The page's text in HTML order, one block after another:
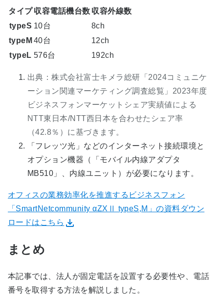
タイプ収容電話機台数 収容外線数
typeS 10台
8ch
typeM 40台
12ch
typeL 576台 192ch
出典：株式会社富士キメラ総研「2024コミュニケ
ーション関連マーケティング調査総覧」2023年度
ビジネスフォンマーケットシェア実績値による
NTT東日本/NTT西日本を合わせたシェア率
（42.8％）に基づきます。
「フレッツ光」などのインターネット接続環境と
オプション機器（「モバイル内線アダプタ
MB510」、内線ユニット）が必要になります。
オフィスの業務効率化を推進するビジネスフォン
「SmartNetcommunity αZXⅡ typeS,M」の資料ダウン
ロードはこちら
まとめ
本記事では、法人が固定電話を設置する必要性や、電話
番号を取得する方法を解説しました。